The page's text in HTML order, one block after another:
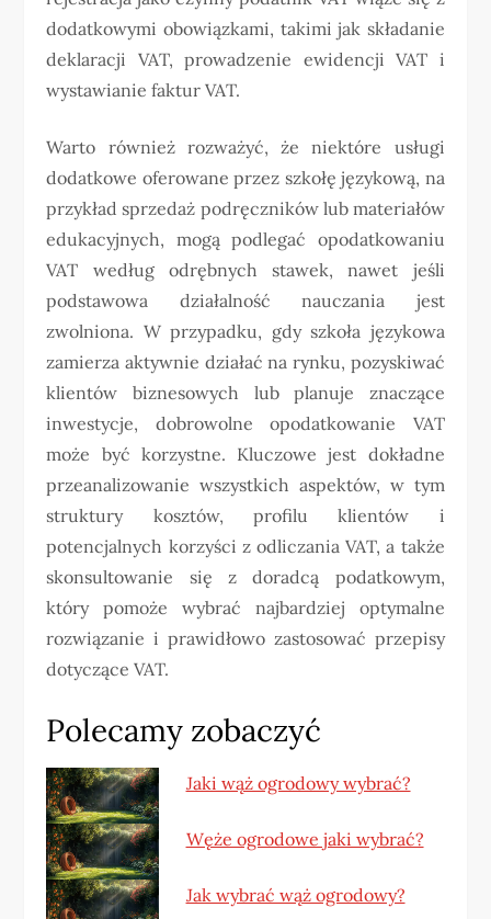
dodatkowymi obowiązkami, takimi jak składanie
deklaracji VAT, prowadzenie ewidencji VAT i
wystawianie faktur VAT.
Warto również rozważyć, że niektóre usługi
dodatkowe oferowane przez szkołę językową, na
przykład sprzedaż podręczników lub materiałów
edukacyjnych, mogą podlegać opodatkowaniu
VAT według odrębnych stawek, nawet jeśli
podstawowa działalność nauczania jest
zwolniona. W przypadku, gdy szkoła językowa
zamierza aktywnie działać na rynku, pozyskiwać
klientów biznesowych lub planuje znaczące
inwestycje, dobrowolne opodatkowanie VAT
może być korzystne. Kluczowe jest dokładne
przeanalizowanie wszystkich aspektów, w tym
struktury kosztów, profilu klientów i
potencjalnych korzyści z odliczania VAT, a także
skonsultowanie się z doradcą podatkowym,
który pomoże wybrać najbardziej optymalne
rozwiązanie i prawidłowo zastosować przepisy
dotyczące VAT.
Polecamy zobaczyć
Jaki wąż ogrodowy wybrać?
Węże ogrodowe jaki wybrać?
Jak wybrać wąż ogrodowy?